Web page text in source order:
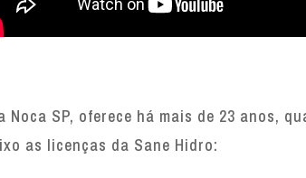
SP, oferece há mais de 23 anos,
as licenças da Sane Hidro: